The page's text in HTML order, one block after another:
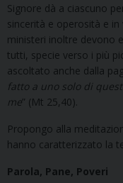
Signore dà a ciascuno
sincerità e operosità e in
ministeri inoltre devono
tutti, specie verso i più
ascoltato anche dalla
fatto a uno solo di
me” (Mt 25,40).
Propongo alla
hanno caratterizzato la
Parola, Pane, Poveri